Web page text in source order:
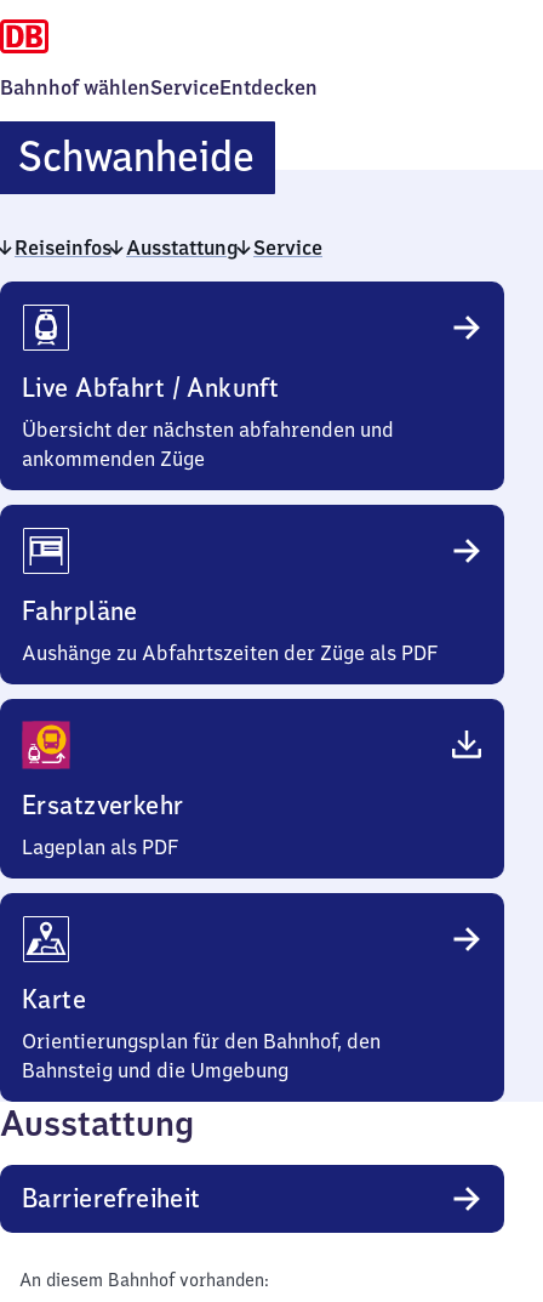
Bahnhof wählenServiceEntdecken
SchwanheideSchwanheide
Reiseinfos Ausstattung Service
Reiseinfos
Live Abfahrt / Ankunft
Übersicht der nächsten abfahrenden und
ankommenden Züge
Fahrpläne
Aushänge zu Abfahrtszeiten der Züge als PDF
Ersatzverkehr
Lageplan als PDF
Karte
Orientierungsplan für den Bahnhof, den
Bahnsteig und die Umgebung
Ausstattung
Barrierefreiheit
An diesem Bahnhof vorhanden: